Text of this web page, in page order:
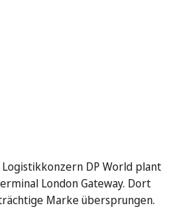
DP World plant
London Gateway. Dort
Marke übersprungen.